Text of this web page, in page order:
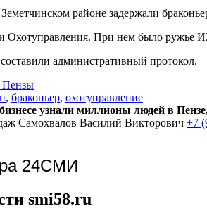
районе задержали
Охотуправления. При нем было
административный протокол.
Пензы
, браконьер, охотуправление
узнали миллионы людей в
Самохвалов Василий Викторович +7
24СМИ
smi58.ru